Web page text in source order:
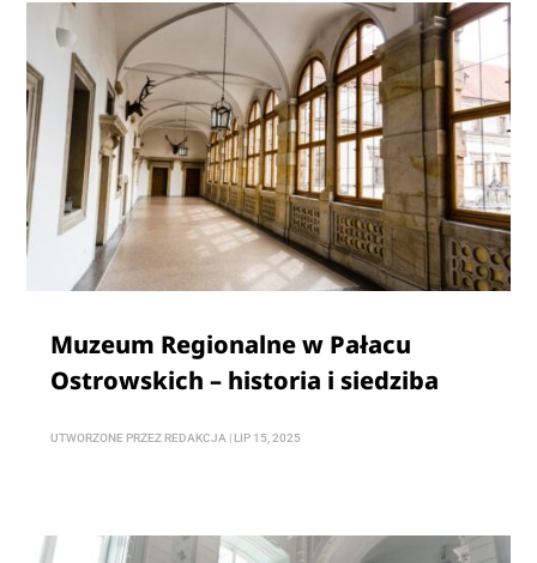
Muzeum Regionalne w Pałacu
Ostrowskich – historia i siedziba
UTWORZONE PRZEZ REDAKCJA LIP 15, 2025